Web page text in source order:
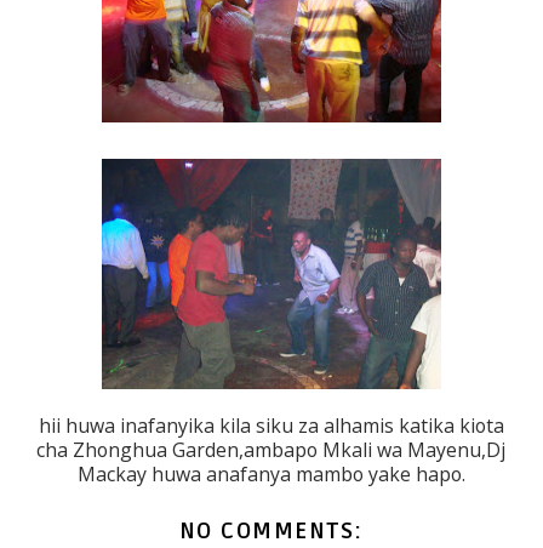
hii huwa inafanyika kila siku za alhamis katika kiota
cha Zhonghua Garden,ambapo Mkali wa Mayenu,Dj
Mackay huwa anafanya mambo yake hapo.
NO COMMENTS: